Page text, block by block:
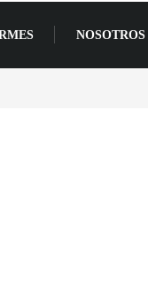
NOSOTROS